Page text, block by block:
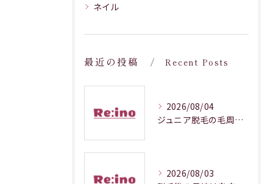
ネイル
最近の投稿 Recent Posts
2026/08/04
ジュニア脱毛の毛周期調整メカニズム解説
2026/08/03